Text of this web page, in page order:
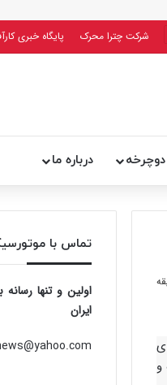
شرکت چترا محرک پایگاه خبری
دوچرخه درباره ما
و
تماس با
اولین و تنها
ایران